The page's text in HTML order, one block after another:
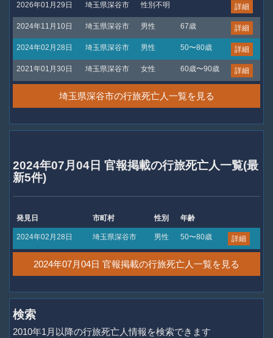
2026年01月29日 埼玉県深谷市 性別不明 詳細
2024年11月10日 埼玉県深谷市 男性 67歳 詳細
2024年02月28日 埼玉県深谷市 男性 50〜80歳 詳細
2021年01月30日 埼玉県深谷市 女性 60歳〜90歳 詳細
埼玉県深谷市の行旅死亡人一覧を見る
2024年07月04日 官報掲載の行旅死亡人一覧(最
新5件)
発見日 市町村 性別 年齢
2024年02月28日 埼玉県深谷市 男性 50〜80歳 詳細
2024年07月04日 官報掲載の行旅死亡人一覧を見る
検索
2010年1月以降の行旅死亡人情報を検索できます